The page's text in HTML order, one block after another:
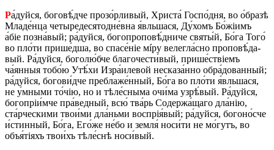
Ра́дуй­ся, бо­го­вѣ́д­че про­зо́р­ли­вый, Хри­ста́ Го­спо́д­ня, во о́бра­зѣ
Мла­де́н­ца че­ты­ре­де­сято­дне́в­на я́вль­ша­ся, Ду́­хомъ Бо́жіимъ
а́біе по­зна́­вый; ра́дуй­ся, бо­го­про­по­вѣ́д­ни­че святы́й, Бо́га Того́
во пло́­ти при­ше́д­ша, во спа­се́ніе мíру ве­ле­гла́с­но про­по­вѣ́­да­
вый. Ра́дуй­ся, бо­го­лю́б­че бла­го­че­сти́­вый, при­ше́­ствіемъ
ча́янныя то­бо́ю Утѣ́­хи Изра́­и­ле­вой не­ска­за́н­но обра́­до­ван­ный;
ра́дуй­ся, бо­го­ви́д­че пре­бла­же́н­ный, Бо́га во пло́­ти я́вль­ша­ся,
не у́м­ны­ми то́­чію, но и тѣ­ле́с­ны­ма очи́­ма узрѣ́­вый. Ра́дуй­ся,
бо­го­пріи́м­че пра́­вед­ный, всю́ тва́рь Со­дер­жа́­ща­го дла́нію,
ста́р­че­ски­ми тво­и́­ми дла́нь­ми вос­прія́вый; ра́дуй­ся, бо­го­но́с­че
и́стин­ный, Бо́га, Его́­же не́бо и земля́ но­си́­ти не мо́гутъ, во
объя́тіяхъ тво­и́хъ тѣ­ле́с­нѣ но­си́­вый.